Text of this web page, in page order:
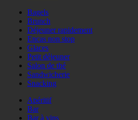
Bagels
Brunch
Déjeuner rapidement
Encas non stop
Glaces
Petit déjeuner
Salon de thé
Sandwicherie
Snacking
Apéritif
Bar
Bar à vins